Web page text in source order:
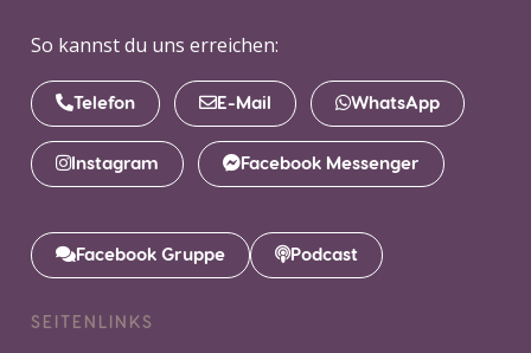
So kannst du uns erreichen:
Telefon E-Mail WhatsApp
Instagram Facebook Messenger
Facebook Gruppe Podcast
SEITENLINKS